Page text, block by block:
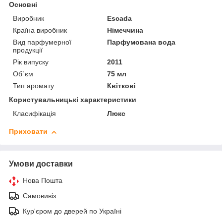
Основні
Виробник
Escada
Країна виробник
Німеччина
Вид парфумерної
продукції
Парфумована вода
Рік випуску
2011
Об`єм
75 мл
Тип аромату
Квіткові
Користувальницькі характеристики
Класифікація
Люкс
Приховати
Умови доставки
Нова Пошта
Самовивіз
Кур'єром до дверей по Україні